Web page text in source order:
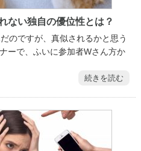
ない独自の優位性とは？
のですが、真似されるかと思う
ーで、ふいに参加者Wさん方か
続きを読む